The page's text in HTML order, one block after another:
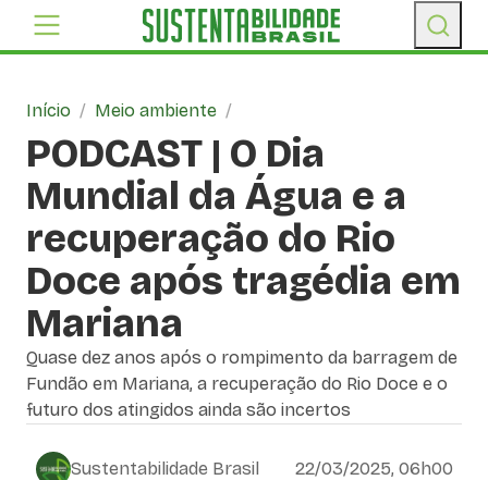
Início / Meio ambiente /
PODCAST | O Dia
Mundial da Água e a
recuperação do Rio
Doce após tragédia em
Mariana
Quase dez anos após o rompimento da barragem de
Fundão em Mariana, a recuperação do Rio Doce e o
futuro dos atingidos ainda são incertos
Sustentabilidade Brasil 22/03/2025, 06h00